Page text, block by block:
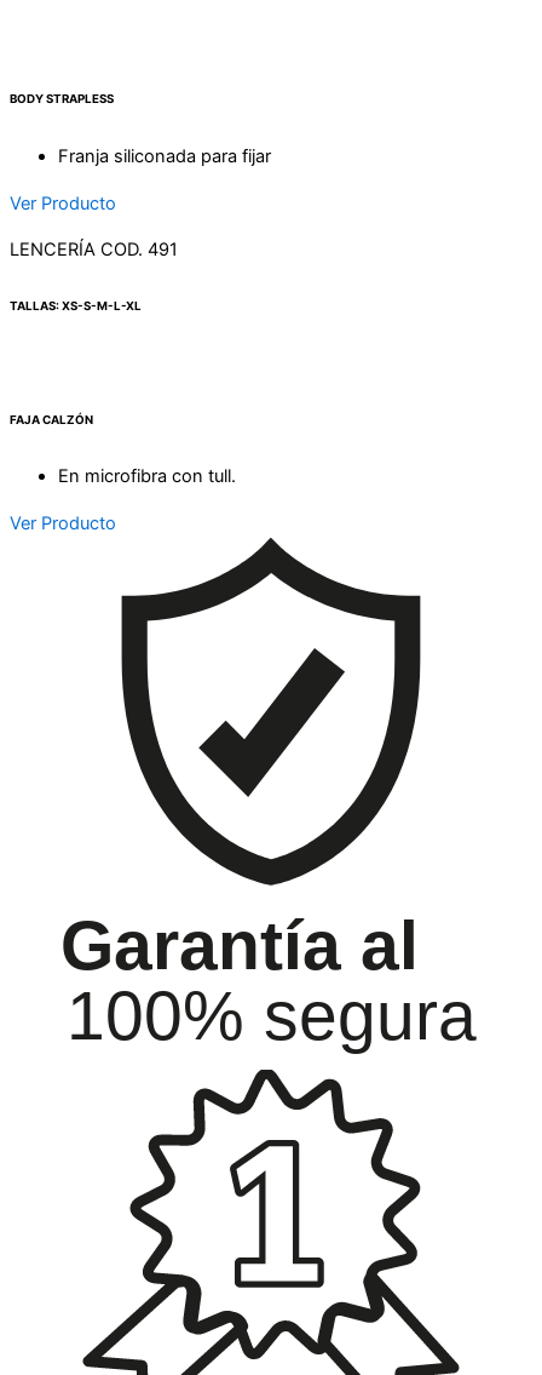
BODY STRAPLESS
Franja siliconada para fijar
Ver Producto
LENCERÍA COD. 491
TALLAS: XS-S-M-L-XL
FAJA CALZÓN
En microfibra con tull.
Ver Producto
Garantía al
100% segura